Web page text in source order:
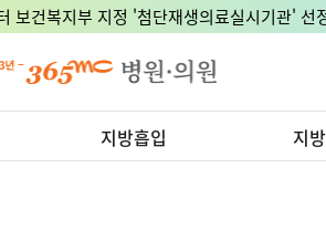
보건복지부 지정 '첨단재생의료실시기관' 선
지방흡입 지